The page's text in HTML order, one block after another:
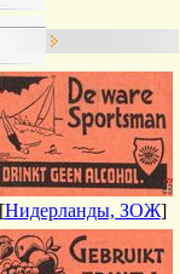
[Нидерланды, ЗОЖ]